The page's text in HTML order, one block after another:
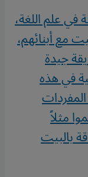
في علم اللغة،
مع أبنائهم،
جيدة
في هذه
مثلاً
بالبيت